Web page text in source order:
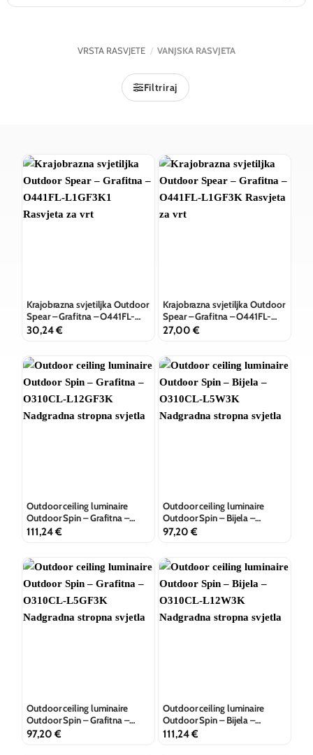
VRSTA RASVJETE / VANJSKA RASVJETA
Filtriraj
Krajobrazna svjetiljka Outdoor
Spear – Grafitna – O441FL-
L1GF3K1
30,24€
Krajobrazna svjetiljka Outdoor
Spear – Grafitna – O441FL-
L1GF3K
27,00 €
Outdoor ceiling luminaire
Outdoor Spin – Grafitna –
O310CL-L12GF3K
111,24€
Outdoor ceiling luminaire
Outdoor Spin – Bijela –
O310CL-L5W3K
97,20 €
Outdoor ceiling luminaire
Outdoor Spin – Grafitna –
O310CL-L5GF3K
97,20 €
Outdoor ceiling luminaire
Outdoor Spin – Bijela –
O310CL-L12W3K
111,24€